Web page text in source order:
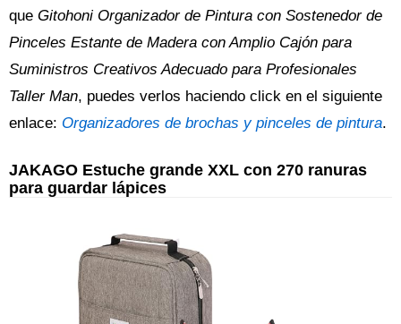
que Gitohoni Organizador de Pintura con Sostenedor de
Pinceles Estante de Madera con Amplio Cajón para
Suministros Creativos Adecuado para Profesionales
Taller Man, puedes verlos haciendo click en el siguiente
enlace: Organizadores de brochas y pinceles de pintura.
JAKAGO Estuche grande XXL con 270 ranuras
para guardar lápices